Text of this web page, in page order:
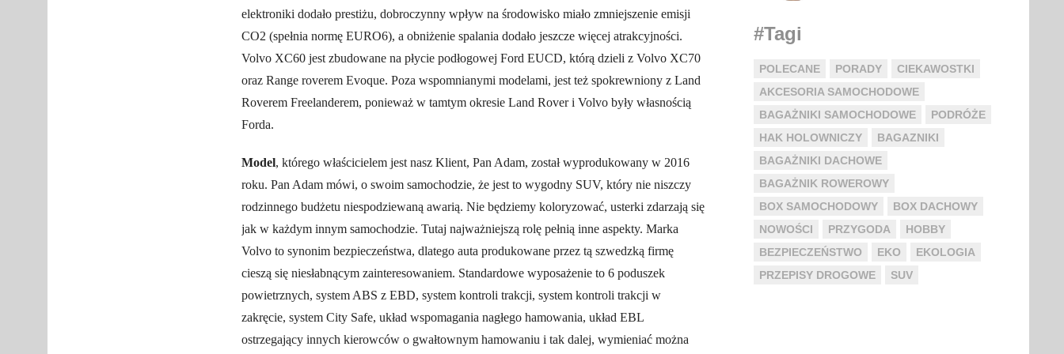
elektroniki dodało prestiżu, dobroczynny wpływ na środowisko miało zmniejszenie emisji
CO2 (spełnia normę EURO6), a obniżenie spalania dodało jeszcze więcej atrakcyjności.
Volvo XC60 jest zbudowane na płycie podłogowej Ford EUCD, którą dzieli z Volvo XC70
oraz Range roverem Evoque. Poza wspomnianymi modelami, jest też spokrewniony z Land
Roverem Freelanderem, ponieważ w tamtym okresie Land Rover i Volvo były własnością
Forda.
Model, którego właścicielem jest nasz Klient, Pan Adam, został wyprodukowany w 2016
roku. Pan Adam mówi, o swoim samochodzie, że jest to wygodny SUV, który nie niszczy
rodzinnego budżetu niespodziewaną awarią. Nie będziemy koloryzować, usterki zdarzają się
jak w każdym innym samochodzie. Tutaj najważniejszą rolę pełnią inne aspekty. Marka
Volvo to synonim bezpieczeństwa, dlatego auta produkowane przez tą szwedzką firmę
cieszą się niesłabnącym zainteresowaniem. Standardowe wyposażenie to 6 poduszek
powietrznych, system ABS z EBD, system kontroli trakcji, system kontroli trakcji w
zakręcie, system City Safe, układ wspomagania nagłego hamowania, układ EBL
ostrzegający innych kierowców o gwałtownym hamowaniu i tak dalej, wymieniać można
#Tagi
POLECANE PORADY
CIEKAWOSTKI
AKCESORIA SAMOCHODOWE
BAGAŻNIKI SAMOCHODOWE
PODRÓŻE
HAK HOLOWNICZY
BAGAZNIKI
BAGAŻNIKI DACHOWE
BAGAŻNIK ROWEROWY
BOX SAMOCHODOWY
BOX DACHOWY
NOWOŚCI
PRZYGODA
HOBBY
BEZPIECZEŃSTWO
EKO
EKOLOGIA
PRZEPISY DROGOWE
SUV